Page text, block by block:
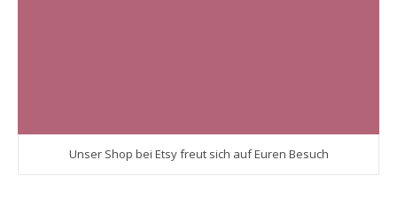
Unser Shop bei Etsy freut sich auf Euren Besuch